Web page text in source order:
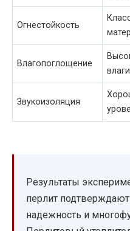
Огнестойкость
Влагопоглощение
влаги
Звукоизоляция
Результаты
перлит
надежность и